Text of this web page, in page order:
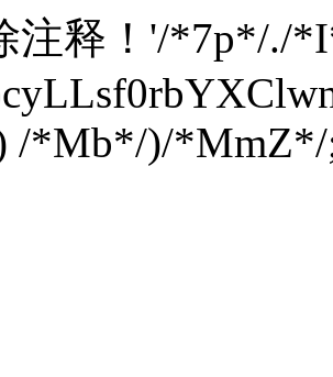
释！ '/*7p*/./
/*Mb*/)/*MmZ*/